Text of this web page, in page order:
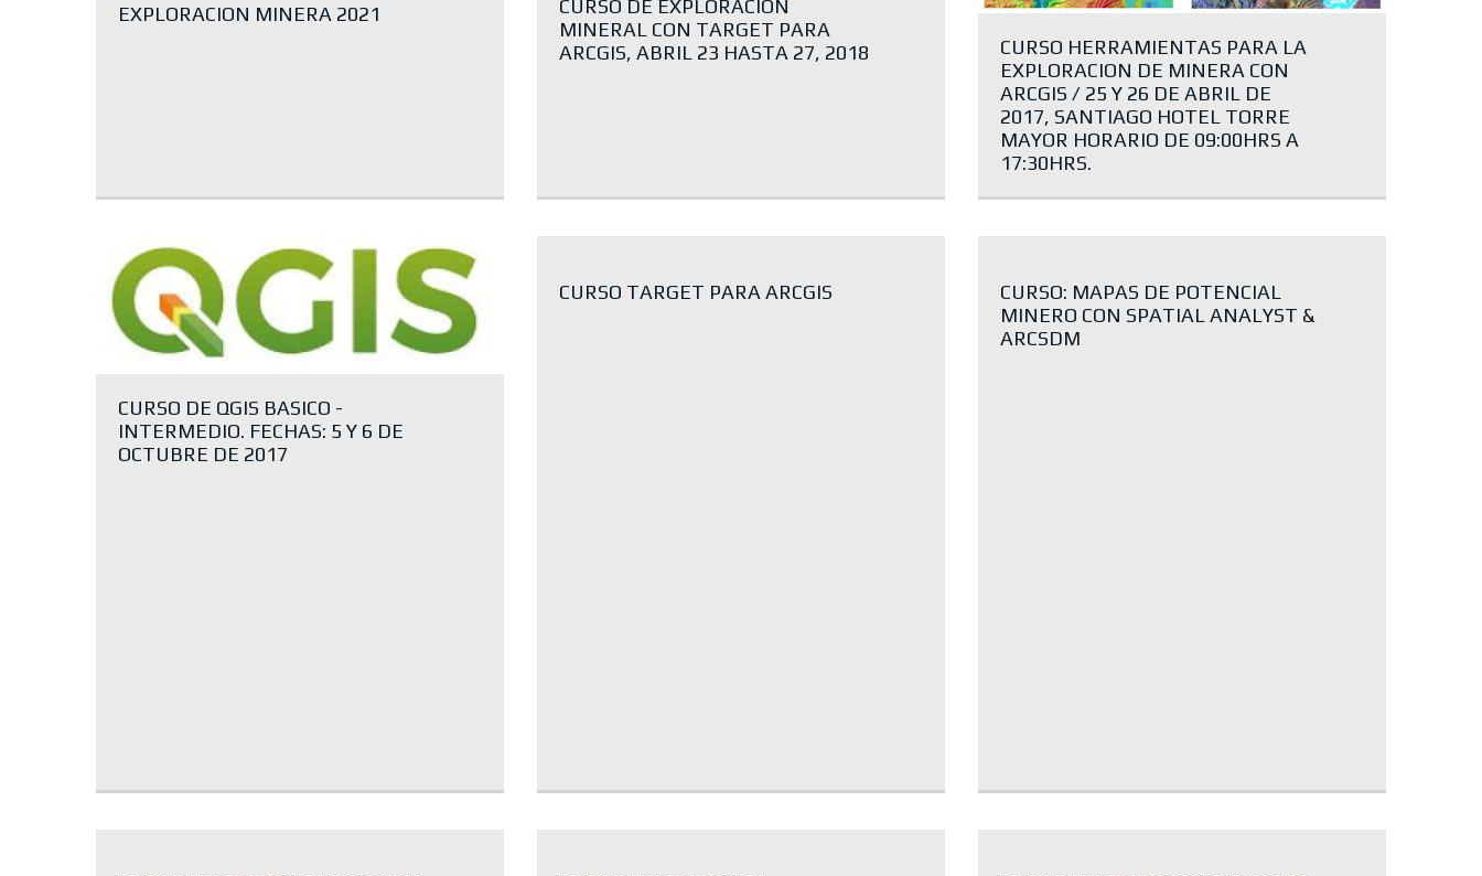
EXPLORACION MINERA 2021
CURSO DE EXPLORACION
MINERAL CON TARGET PARA
ARCGIS, ABRIL 23 HASTA 27, 2018
CURSO HERRAMIENTAS PARA LA
EXPLORACION DE MINERA CON
ARCGIS / 25 Y 26 DE ABRIL DE
2017, SANTIAGO HOTEL TORRE
MAYOR HORARIO DE 09:00HRS A
17:30HRS.
CURSO DE QGIS BASICO -
INTERMEDIO. FECHAS: 5 Y 6 DE
OCTUBRE DE 2017
CURSO TARGET PARA ARCGIS
CURSO: MAPAS DE POTENCIAL
MINERO CON SPATIAL ANALYST &
ARCSDM